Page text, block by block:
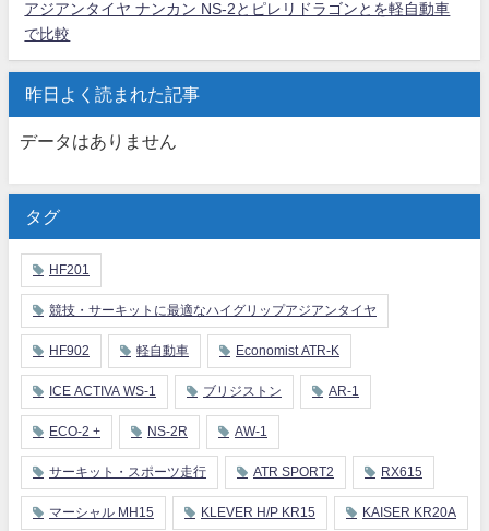
アジアンタイヤ ナンカン NS-2とピレリドラゴンとを軽自動車
で比較
昨日よく読まれた記事
データはありません
タグ
HF201
競技・サーキットに最適なハイグリップアジアンタイヤ
HF902 軽自動車 Economist ATR-K
ICE ACTIVA WS-1 ブリジストン AR-1
ECO-2 + NS-2R AW-1
サーキット・スポーツ走行 ATR SPORT2 RX615
マーシャル MH15 KLEVER H/P KR15 KAISER KR20A